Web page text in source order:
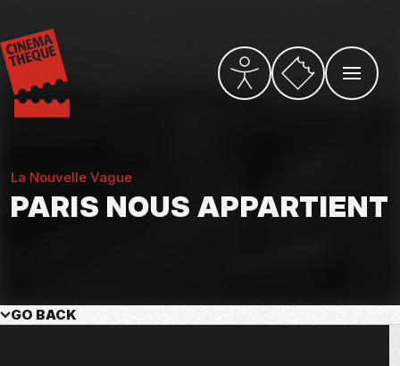
main
content
PARAMÈTRESVers la billetterie
OUVRIR
La Nouvelle Vague
PARIS NOUS APPARTIENT
GO BACK